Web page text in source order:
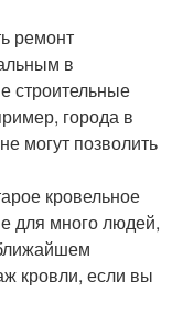
ремонт
в
строительные
города в
могут позволить
кровельное
для много людей,
кровли, если вы